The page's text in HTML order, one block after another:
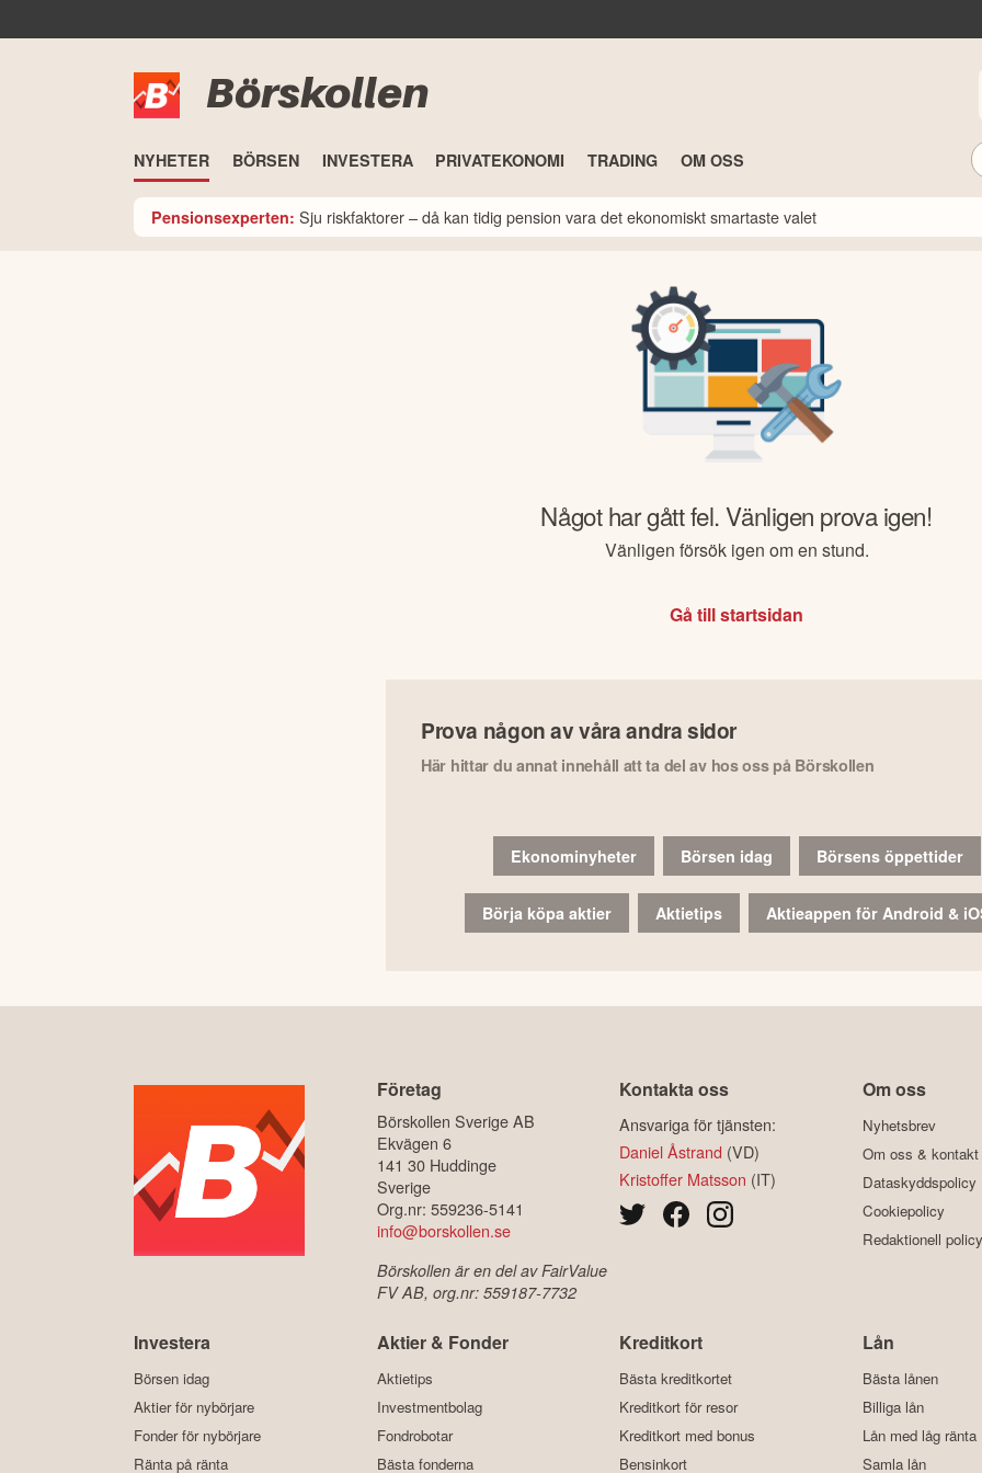
Börskollen
NYHETER BÖRSEN INVESTERA PRIVATEKONOMI TRADING OM OSS
Pensionsexperten: Sju riskfaktorer – då kan tidig pension vara det ekonomiskt smartaste valet
Något har gått fel. Vänligen prova igen!
Vänligen försök igen om en stund.
Gå till startsidan
Prova någon av våra andra sidor
Här hittar du annat innehåll att ta del av hos oss på Börskollen
Ekonominyheter Börsen idag Börsens öppettider
Börja köpa aktier Aktietips Aktieappen för Android &
Företag
Börskollen Sverige AB
Ekvägen 6
141 30 Huddinge
Sverige
Org.nr: 559236-5141
info@borskollen.se
Börskollen är en del av FairValue
FV AB, org.nr: 559187-7732
Kontakta oss
Ansvariga för tjänsten:
Daniel Åstrand (VD)
Kristoffer Matsson (IT)
Om oss
Nyhetsbrev
Om oss & kontakt
Dataskyddspolicy
Cookiepolicy
Redaktionell policy
Investera
Börsen idag
Aktier för nybörjare
Fonder för nybörjare
Ränta på ränta
Aktier & Fonder
Aktietips
Investmentbolag
Fondrobotar
Bästa fonderna
Kreditkort
Bästa kreditkortet
Kreditkort för resor
Kreditkort med bonus
Bensinkort
Lån
Bästa lånen
Billiga lån
Lån med låg ränta
Samla lån